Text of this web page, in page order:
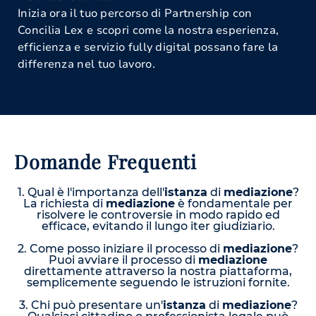
Inizia ora il tuo percorso di Partnership con
Concilia Lex e scopri come la nostra esperienza,
efficienza e servizio fully digital possano fare la
differenza nel tuo lavoro.
Domande Frequenti
1. Qual è l'importanza dell'istanza di mediazione?
La richiesta di mediazione è fondamentale per
risolvere le controversie in modo rapido ed
efficace, evitando il lungo iter giudiziario.
2. Come posso iniziare il processo di mediazione?
Puoi avviare il processo di mediazione
direttamente attraverso la nostra piattaforma,
semplicemente seguendo le istruzioni fornite.
3. Chi può presentare un'istanza di mediazione?